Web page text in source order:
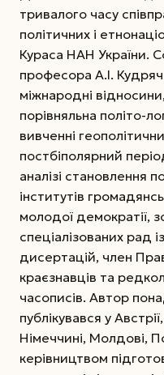
тривалого часу
політичних і
Кураса НАН України.
професора А.І.
міжнародні
порівняльна політо-
вивченні
постбіполярний
аналізі становлення
інститутів
молодої демократії,
спеціалізованих рад
дисертацій, член
краєзнавців та
часописів. Автор
публікувався у
Німеччині, Молдові,
керівництвом